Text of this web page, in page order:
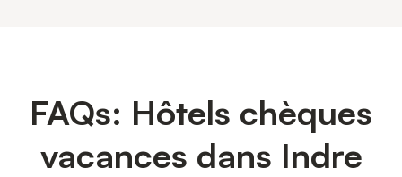
FAQs: Hôtels chèques
vacances dans Indre